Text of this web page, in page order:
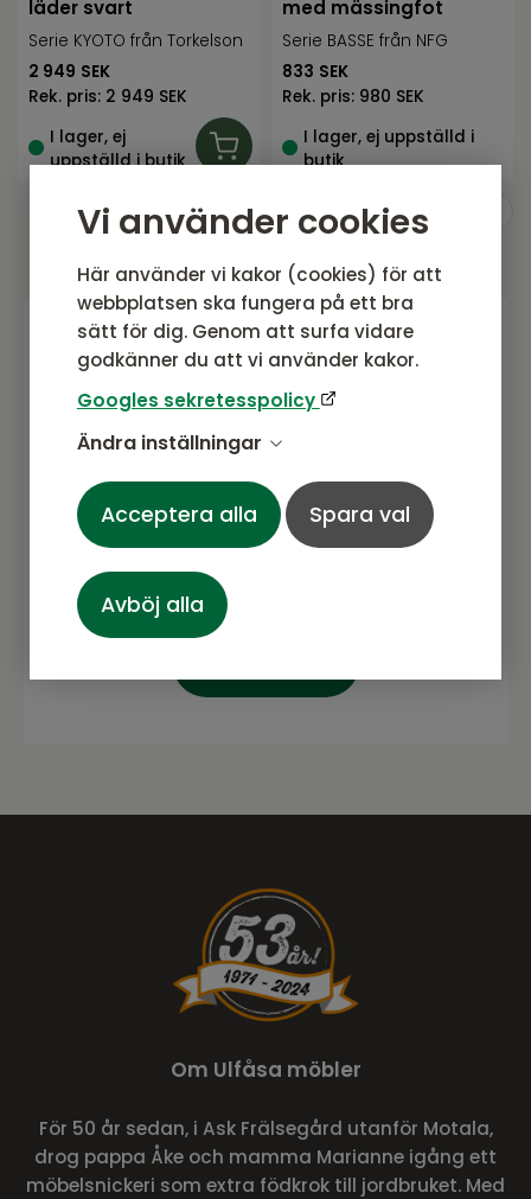
Vi använder cookies
Här använder vi kakor (cookies) för att
webbplatsen ska fungera på ett bra
sätt för dig. Genom att surfa vidare
godkänner du att vi använder kakor.
Googles sekretesspolicy
Ändra inställningar
Acceptera alla Spara val
Avböj alla
läder svart
Serie KYOTO från Torkelson
2 949 SEK
Rek. pris: 2 949 SEK
I lager, ej
uppställd i butik
med mässingfot
Serie BASSE från NFG
833 SEK
Rek. pris: 980 SEK
I lager, ej uppställd i
butik
Gå med i vårt nyhetsbrev
Prenumerera gärna på vårt nyhetsbrev.
Här kommer vi dela senaste nytt om
spännande.
Om Ulfåsa möbler
För 50 år sedan, i Ask Frälsegård utanför Motala,
drog pappa Åke och mamma Marianne igång ett
möbelsnickeri som extra födkrok till jordbruket. Med